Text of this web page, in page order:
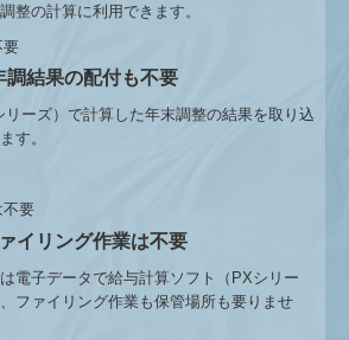
整の計算に利用できます。
調結果の配付も不要
ーズ）で計算した年末調整の結果を取り込
す。
イリング作業は不要
電子データで給与計算ソフト（PXシリー
ファイリング作業も保管場所も要りませ